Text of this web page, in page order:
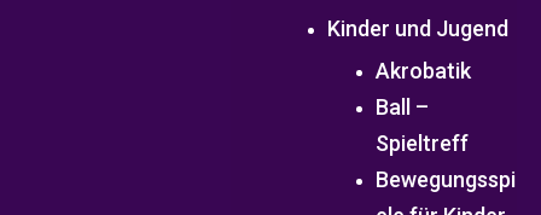
Kinder und Jugend
Akrobatik
Ball –
Spieltreff
Bewegungsspi